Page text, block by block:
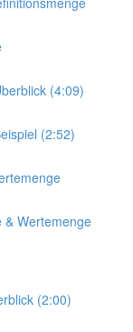
(4:09)
(2:52)
& Wertemenge
(2:00)